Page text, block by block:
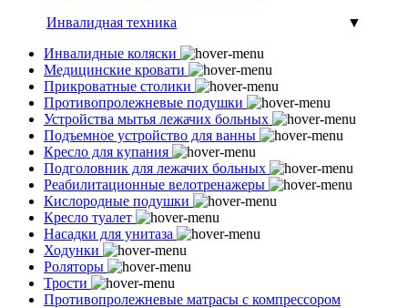
Инвалидная техника
▼
Инвалидные коляски
Медицинские кровати
Прикроватные столики
Противопролежневые подушки
Устройства мытья лежачих больных
Подъемное устройство для ванны
Кресло для купания
Подголовник для лежачих больных
Реабилитационные велотренажеры
Кислородные подушки
Кресло туалет
Насадки для унитаза
Ходунки
Роляторы
Трости
Противопролежневые матрасы с компрессором